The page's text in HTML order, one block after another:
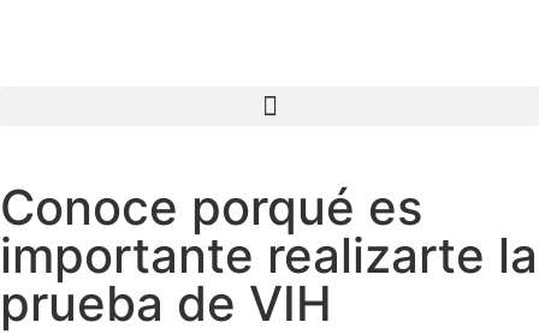
Conoce porqué es
importante realizarte la
prueba de VIH